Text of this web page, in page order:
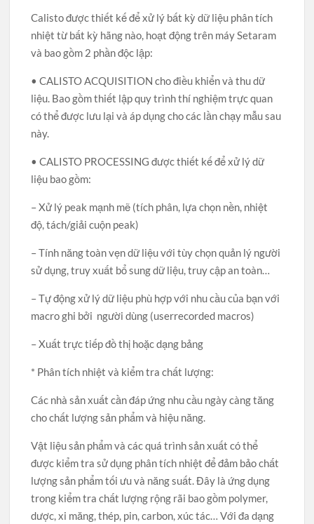
Calisto được thiết kế để xử lý bất kỳ dữ liệu phân tích
nhiệt từ bất kỳ hãng nào, hoạt động trên máy Setaram
và bao gồm 2 phần độc lập:
• CALISTO ACQUISITION cho điều khiển và thu dữ
liệu. Bao gồm thiết lập quy trình thí nghiệm trực quan
có thể được lưu lại và áp dụng cho các lần chạy mẫu sau
này.
• CALISTO PROCESSING được thiết kế để xử lý dữ
liệu bao gồm:
– Xử lý peak mạnh mẽ (tích phân, lựa chọn nền, nhiệt
độ, tách/giải cuộn peak)
– Tính năng toàn vẹn dữ liệu với tùy chọn quản lý người
sử dụng, truy xuất bổ sung dữ liệu, truy cập an toàn…
– Tự động xử lý dữ liệu phù hợp với nhu cầu của bạn với
macro ghi bởi người dùng (userrecorded macros)
– Xuất trực tiếp đồ thị hoặc dạng bảng
* Phân tích nhiệt và kiểm tra chất lượng:
Các nhà sản xuất cần đáp ứng nhu cầu ngày càng tăng
cho chất lượng sản phẩm và hiệu năng.
Vật liệu sản phẩm và các quá trình sản xuất có thể
được kiểm tra sử dụng phân tích nhiệt để đảm bảo chất
lượng sản phẩm tối ưu và năng suất. Đây là ứng dụng
trong kiểm tra chất lượng rộng rãi bao gồm polymer,
dược, xi măng, thép, pin, carbon, xúc tác… Với đa dạng